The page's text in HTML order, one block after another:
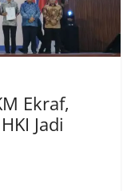
Ekraf,
Jadi